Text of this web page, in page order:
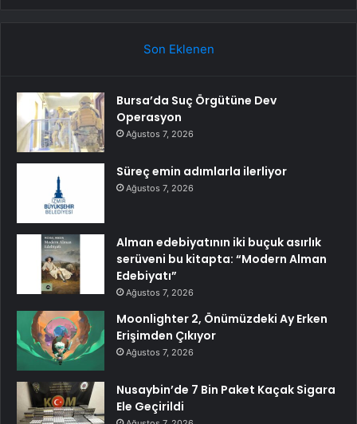
Son Eklenen
Bursa’da Suç Örgütüne Dev
Operasyon
Ağustos 7, 2026
Süreç emin adımlarla ilerliyor
Ağustos 7, 2026
Alman edebiyatının iki buçuk asırlık
serüveni bu kitapta: “Modern Alman
Edebiyatı”
Ağustos 7, 2026
Moonlighter 2, Önümüzdeki Ay Erken
Erişimden Çıkıyor
Ağustos 7, 2026
Nusaybin’de 7 Bin Paket Kaçak Sigara
Ele Geçirildi